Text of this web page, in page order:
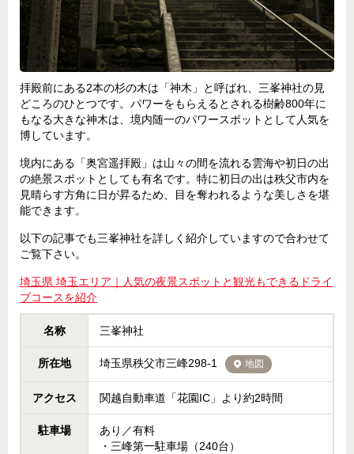
拝殿前にある2本の杉の木は「神木」と呼ばれ、三峯神社の見
どころのひとつです。パワーをもらえるとされる樹齢800年に
もなる大きな神木は、境内随一のパワースポットとして人気を
博しています。
境内にある「奥宮遥拝殿」は山々の間を流れる雲海や初日の出
の絶景スポットとしても有名です。特に初日の出は秩父市内を
見晴らす方角に日が昇るため、目を奪われるような美しさを堪
能できます。
以下の記事でも三峯神社を詳しく紹介していますので合わせて
ご覧下さい。
埼玉県 埼玉エリア｜人気の夜景スポットと観光もできるドライ
ブコースを紹介
名称 三峯神社
所在地 埼玉県秩父市三峰298-1 地図
アクセス 関越自動車道「花園IC」より約2時間
駐車場
あり／有料
・三峰第一駐車場（240台）